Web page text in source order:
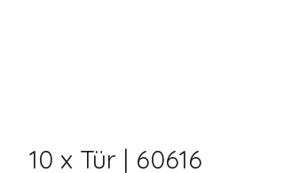
10 x Tür | 60616